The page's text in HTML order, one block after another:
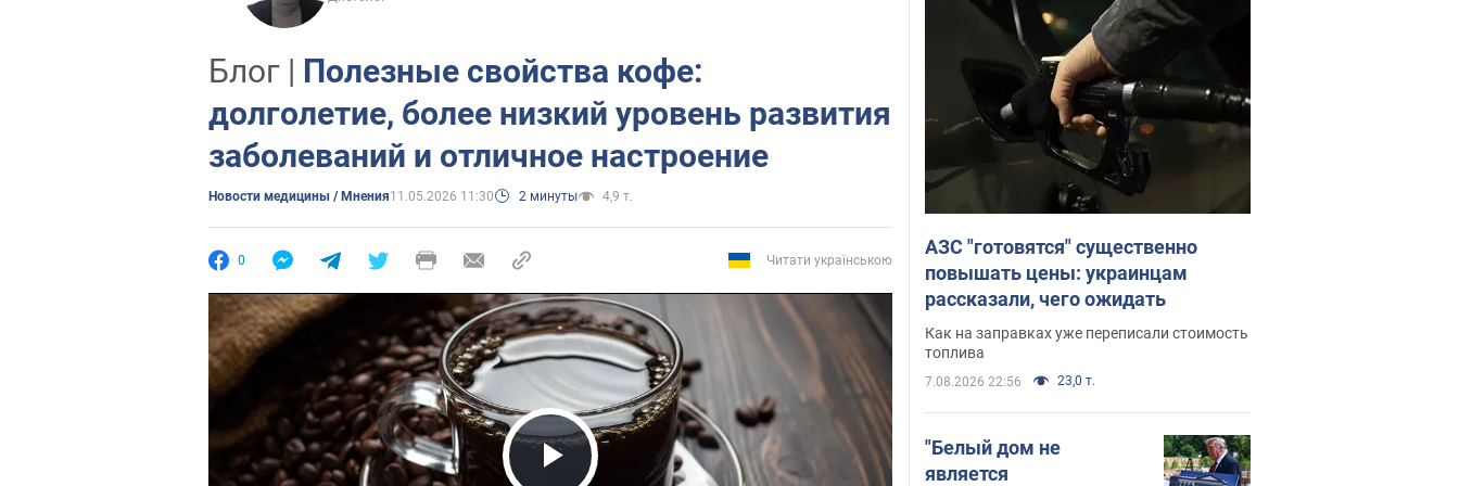
Блог | Полезные свойства кофе:
долголетие, более низкий уровень развития
заболеваний и отличное настроение
Новости медицины / Мнения11.05.2026 11:30 2 минуты 4,9 т.
0 Читати українською
АЗС "готовятся" существенно
повышать цены: украинцам
рассказали, чего ожидать
Как на заправках уже переписали стоимость
топлива
7.08.2026 22:56 23,0 т.
"Белый дом не
является